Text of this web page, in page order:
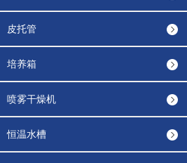
皮托管
培养箱
喷雾干燥机
恒温水槽